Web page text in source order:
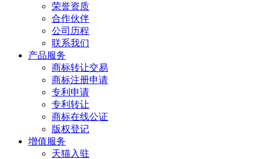
荣誉资质
合作伙伴
公司历程
联系我们
产品服务
商标转让交易
商标注册申请
专利申请
专利转让
商标在线公证
版权登记
增值服务
天猫入驻